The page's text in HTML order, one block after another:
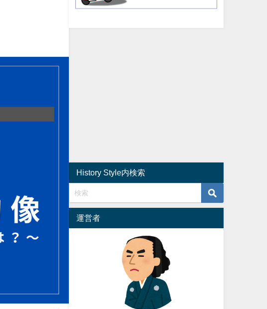
History Style内検索
運営者